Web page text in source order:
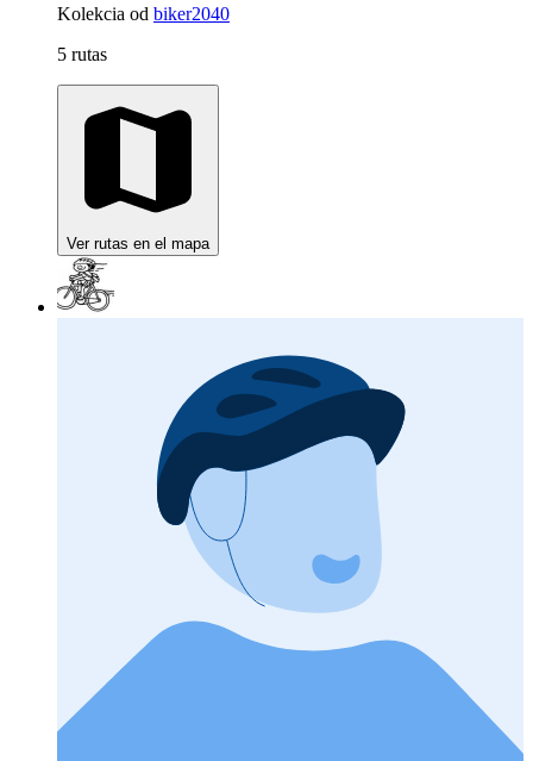
Kolekcia od biker2040
5 rutas
Ver rutas en el mapa